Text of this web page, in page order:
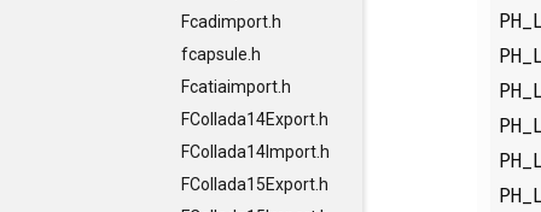
Fcadimport.h
fcapsule.h
Fcatiaimport.h
FCollada14Export.h
FCollada14Import.h
FCollada15Export.h